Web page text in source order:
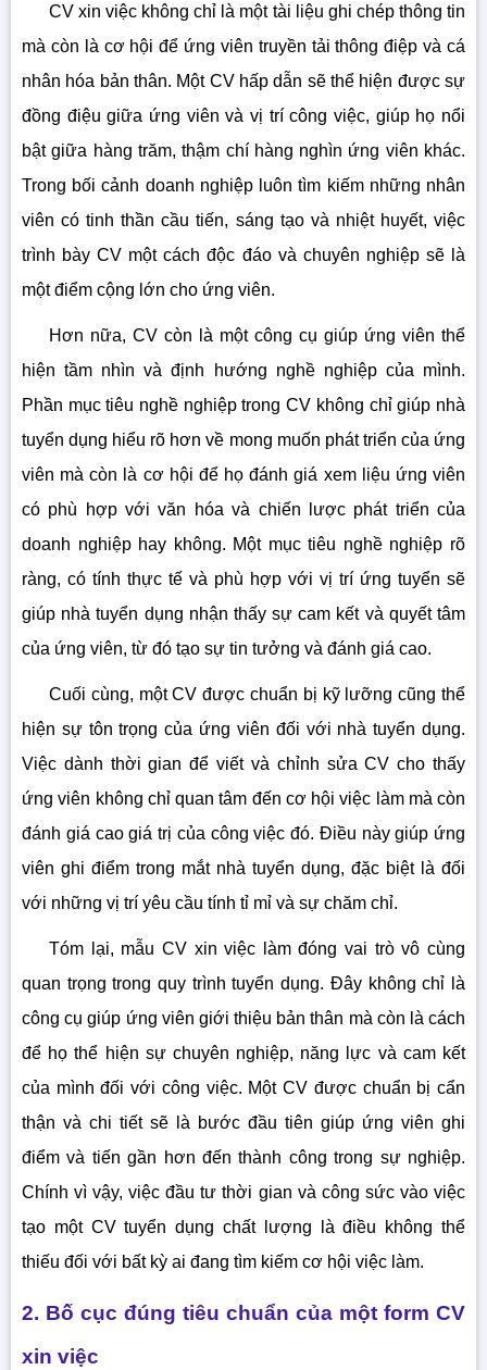
CV xin việc không chỉ là một tài liệu ghi chép thông tin
mà còn là cơ hội để ứng viên truyền tải thông điệp và cá
nhân hóa bản thân. Một CV hấp dẫn sẽ thể hiện được sự
đồng điệu giữa ứng viên và vị trí công việc, giúp họ nổi
bật giữa hàng trăm, thậm chí hàng nghìn ứng viên khác.
Trong bối cảnh doanh nghiệp luôn tìm kiếm những nhân
viên có tinh thần cầu tiến, sáng tạo và nhiệt huyết, việc
trình bày CV một cách độc đáo và chuyên nghiệp sẽ là
một điểm cộng lớn cho ứng viên.
Hơn nữa, CV còn là một công cụ giúp ứng viên thể
hiện tầm nhìn và định hướng nghề nghiệp của mình.
Phần mục tiêu nghề nghiệp trong CV không chỉ giúp nhà
tuyển dụng hiểu rõ hơn về mong muốn phát triển của ứng
viên mà còn là cơ hội để họ đánh giá xem liệu ứng viên
có phù hợp với văn hóa và chiến lược phát triển của
doanh nghiệp hay không. Một mục tiêu nghề nghiệp rõ
ràng, có tính thực tế và phù hợp với vị trí ứng tuyển sẽ
giúp nhà tuyển dụng nhận thấy sự cam kết và quyết tâm
của ứng viên, từ đó tạo sự tin tưởng và đánh giá cao.
Cuối cùng, một CV được chuẩn bị kỹ lưỡng cũng thể
hiện sự tôn trọng của ứng viên đối với nhà tuyển dụng.
Việc dành thời gian để viết và chỉnh sửa CV cho thấy
ứng viên không chỉ quan tâm đến cơ hội việc làm mà còn
đánh giá cao giá trị của công việc đó. Điều này giúp ứng
viên ghi điểm trong mắt nhà tuyển dụng, đặc biệt là đối
với những vị trí yêu cầu tính tỉ mỉ và sự chăm chỉ.
Tóm lại, mẫu CV xin việc làm đóng vai trò vô cùng
quan trọng trong quy trình tuyển dụng. Đây không chỉ là
công cụ giúp ứng viên giới thiệu bản thân mà còn là cách
để họ thể hiện sự chuyên nghiệp, năng lực và cam kết
của mình đối với công việc. Một CV được chuẩn bị cẩn
thận và chi tiết sẽ là bước đầu tiên giúp ứng viên ghi
điểm và tiến gần hơn đến thành công trong sự nghiệp.
Chính vì vậy, việc đầu tư thời gian và công sức vào việc
tạo một CV tuyển dụng chất lượng là điều không thể
thiếu đối với bất kỳ ai đang tìm kiếm cơ hội việc làm.
2. Bố cục đúng tiêu chuẩn của một form CV
xin việc